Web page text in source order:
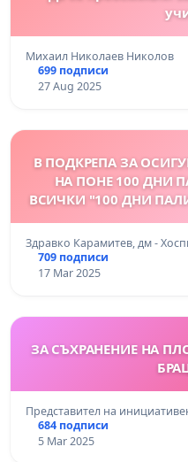
Михаил Николаев Николов
699 подписи
27 Aug 2025
В ПОДКРЕПА ЗА
НА ПОНЕ 100 ДНИ
ВСИЧКИ "100 ДНИ
Здравко Карамитев, дм -
709 подписи
17 Mar 2025
ЗА СЪХРАНЕНИЕ НА
Представител на
684 подписи
5 Mar 2025